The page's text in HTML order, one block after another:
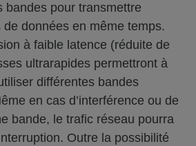
bandes pour transmettre
données en même temps.
à faible latence (réduite de
ultrarapides permettront à
différentes bandes
en cas d’interférence ou de
bande, le trafic réseau pourra
Outre la possibilité